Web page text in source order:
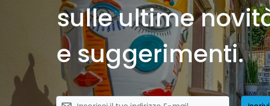
sulle ultime
e suggerimenti.